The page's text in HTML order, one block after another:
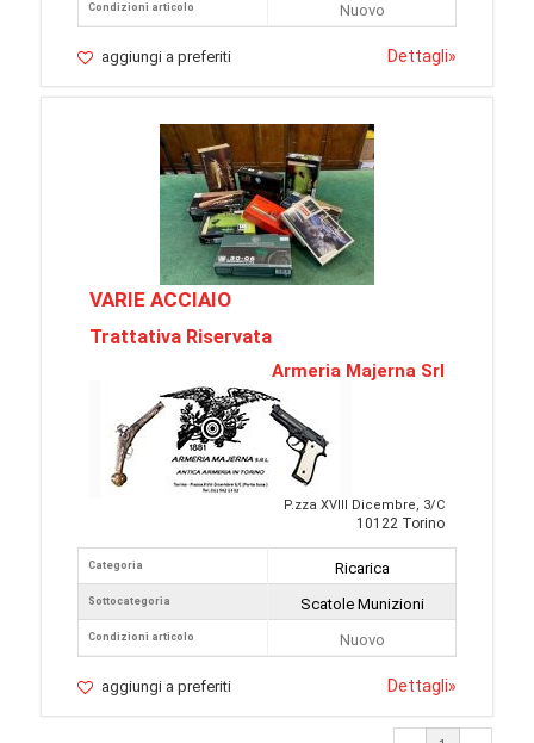
Condizioni articolo
Nuovo
aggiungi a preferiti Dettagli»
VARIE ACCIAIO
Trattativa Riservata
Armeria Majerna Srl
P.zza XVIII Dicembre, 3/C
10122 Torino
Categoria
Sottocategoria
Condizioni articolo
Ricarica
Scatole Munizioni
Nuovo
aggiungi a preferiti Dettagli»